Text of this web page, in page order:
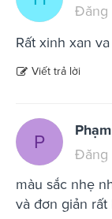
Đăng
Rất xinh xan
Viết trả lời
P
Đăng
màu sắc nhẹ
và đơn giản